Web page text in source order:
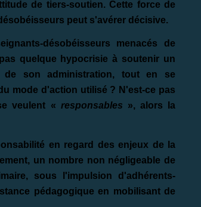
de tiers-soutien. Cette force de
peut s'avérer décisive.
désobéisseurs menacés de
quelque hypocrisie à soutenir un
de son administration, tout en se
mode d'action utilisé ? N'est-ce pas
veulent « responsables », alors la
en regard des enjeux de la
un nombre non négligeable de
sous l'impulsion d'adhérents-
pédagogique en mobilisant de